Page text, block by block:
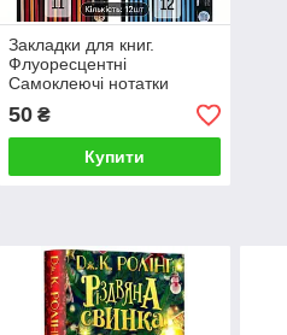
Закладки для книг.
Флуоресцентні
Самоклеючі нотатки
50₴
Купити